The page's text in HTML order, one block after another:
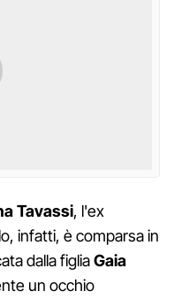
Tavassi, l'ex
infatti, è comparsa in
dalla figliaGaia
un occhio